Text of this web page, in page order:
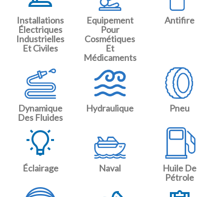
Installations
Électriques
Industrielles
Et Civiles
Equipement
Pour
Cosmétiques
Et
Médicaments
Antifire
Dynamique
Des Fluides
Hydraulique Pneu
Éclairage Naval
Huile De
Pétrole